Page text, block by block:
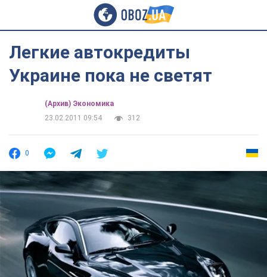
Легкие автокредиты
Украине пока не светят
(Архив) Экономика
23.02.2011 09:54
312
0